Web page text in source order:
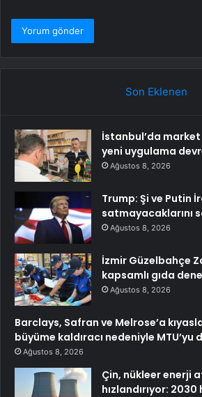
Son Eklenen
İstanbul’da
yeni uygulama
Ağustos 8, 2026
Trump: Şi ve Putin
satmayacaklarını
Ağustos 8, 2026
İzmir Güzelbahçe
kapsamlı gıda
Ağustos 8, 2026
Barclays, Safran ve Melrose’a
büyüme kaldıracı nedeniyle MTU’yu
Ağustos 8, 2026
Çin, nükleer enerji
hızlandırıyor: 2030